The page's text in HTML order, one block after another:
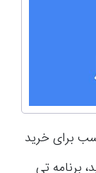
برای خرید
برنامه تی